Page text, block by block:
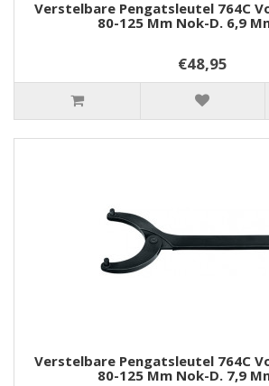
Verstelbare Pengatsleutel 764C
80-125 Mm Nok-D. 6,9
€48,95
Verstelbare Pengatsleutel 764C
80-125 Mm Nok-D. 7,9